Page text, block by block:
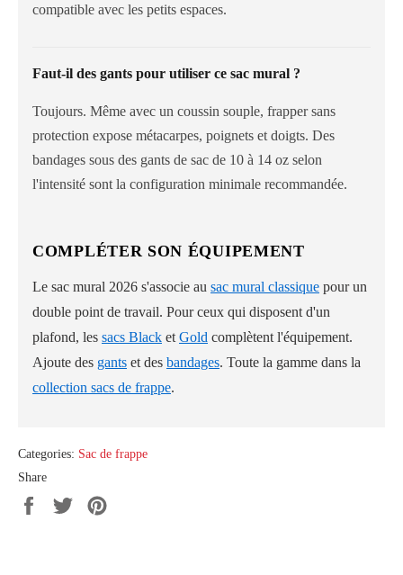
compatible avec les petits espaces.
Faut-il des gants pour utiliser ce sac mural ?
Toujours. Même avec un coussin souple, frapper sans
protection expose métacarpes, poignets et doigts. Des
bandages sous des gants de sac de 10 à 14 oz selon
l'intensité sont la configuration minimale recommandée.
COMPLÉTER SON ÉQUIPEMENT
Le sac mural 2026 s'associe au sac mural classique pour un
double point de travail. Pour ceux qui disposent d'un
plafond, les sacs Black et Gold complètent l'équipement.
Ajoute des gants et des bandages. Toute la gamme dans la
collection sacs de frappe.
Categories: Sac de frappe
Share
Share
Tweet